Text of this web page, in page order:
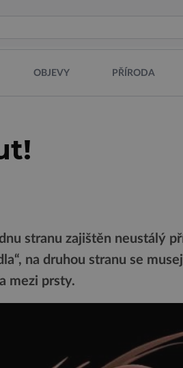
OBJEVY PŘÍRODA
stranu zajištěn neustálý
na druhou stranu se
mezi prsty.